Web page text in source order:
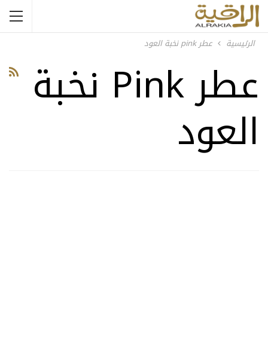
الرئيسية عطر pink نخبة العود
عطر Pink نخبة
العود